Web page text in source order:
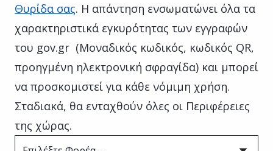
Θυρίδα σας. Η απάντηση ενσωματώνει όλα τα
χαρακτηριστικά εγκυρότητας των εγγραφών
του gov.gr (Μοναδικός κωδικός, κωδικός QR,
προηγμένη ηλεκτρονική σφραγίδα) και μπορεί
να προσκομιστεί για κάθε νόμιμη χρήση.
Σταδιακά, θα ενταχθούν όλες οι Περιφέρειες
της χώρας.